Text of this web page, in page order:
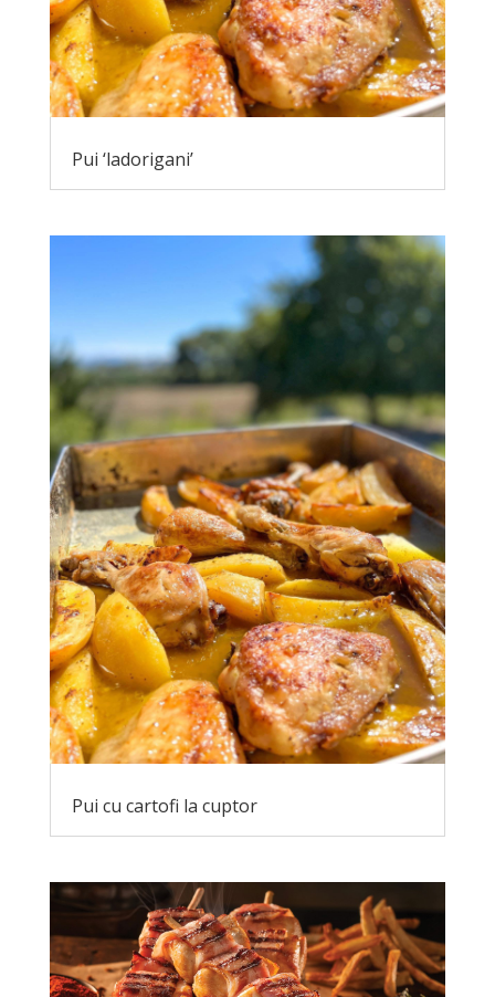
Pui ‘ladorigani’
Pui cu cartofi la cuptor